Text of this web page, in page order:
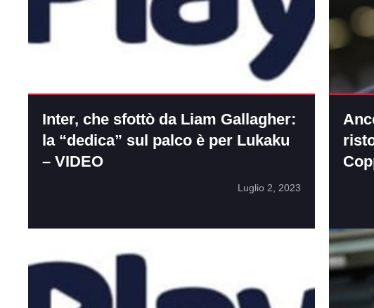
Inter, che sfottò da Liam Gallagher:
la “dedica” sul palco è per Lukaku
– VIDEO
Luglio 2, 2023